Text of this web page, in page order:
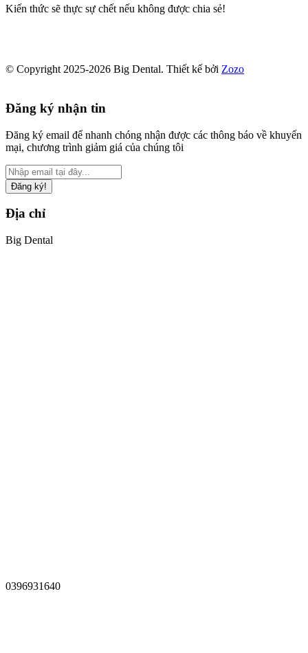
Kiến thức sẽ thực sự chết nếu không được chia sẻ!
© Copyright 2025-2026 Big Dental. Thiết kế bởi Zozo
Đăng ký nhận tin
Đăng ký email để nhanh chóng nhận được các thông báo về khuyến
mại, chương trình giảm giá của chúng tôi
Đăng ký!
Địa chỉ
Big Dental
0396931640